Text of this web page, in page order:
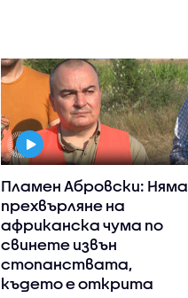
Пламен Абровски: Няма
прехвърляне на
африканска чума по
свинете извън
стопанствата,
където е открита